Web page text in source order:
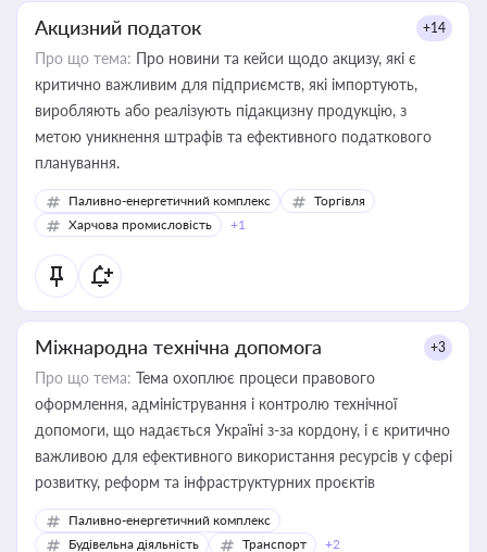
Акцизний податок +14
Про що тема: Про новини та кейси щодо акцизу, які є
критично важливим для підприємств, які імпортують,
виробляють або реалізують підакцизну продукцію, з
метою уникнення штрафів та ефективного податкового
планування.
Паливно-енергетичний комплекс
Торгівля
Харчова промисловість
+1
Міжнародна технічна допомога +3
Про що тема: Тема охоплює процеси правового
оформлення, адміністрування і контролю технічної
допомоги, що надається Україні з-за кордону, і є критично
важливою для ефективного використання ресурсів у сфері
розвитку, реформ та інфраструктурних проєктів
Паливно-енергетичний комплекс
Будівельна діяльність
Транспорт +2